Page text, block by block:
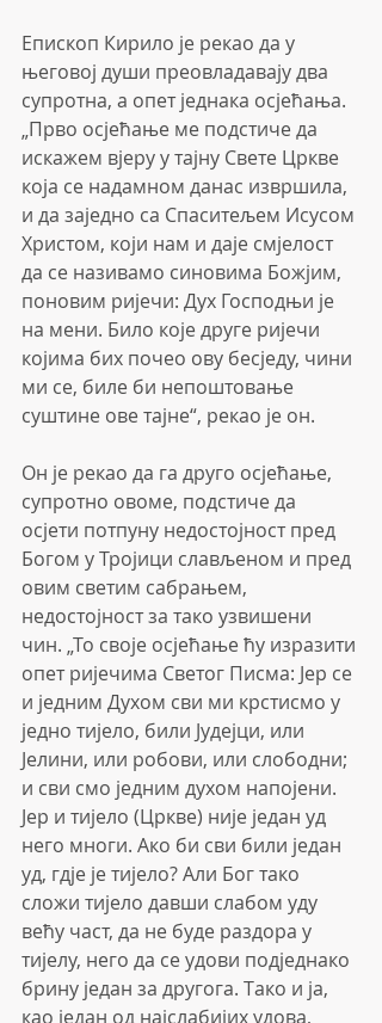
Епископ Кирило је рекао да у
његовој души преовладавају два
супротна, а опет једнака осјећања.
„Прво осјећање ме подстиче да
искажем вјеру у тајну Свете Цркве
која се надамном данас извршила,
и да заједно са Спаситељем Исусом
Христом, који нам и даје смјелост
да се називамо синовима Божјим,
поновим ријечи: Дух Господњи је
на мени. Било које друге ријечи
којима бих почео ову бесједу, чини
ми се, биле би непоштовање
суштине ове тајне“, рекао је он.
Он је рекао да га друго осјећање,
супротно овоме, подстиче да
осјети потпуну недостојност пред
Богом у Тројици слављеном и пред
овим светим сабрањем,
недостојност за тако узвишени
чин. „То своје осјећање ћу изразити
опет ријечима Светог Писма: Јер се
и једним Духом сви ми крстисмо у
једно тијело, били Јудејци, или
Јелини, или робови, или слободни;
и сви смо једним духом напојени.
Јер и тијело (Цркве) није један уд
него многи. Ако би сви били један
уд, гдје је тијело? Али Бог тако
сложи тијело давши слабом уду
већу част, да не буде раздора у
тијелу, него да се удови подједнако
брину један за другога. Тако и ја,
као један од најслабијих удова,